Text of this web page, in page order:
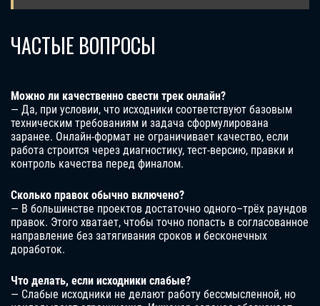
ЧАСТЫЕ ВОПРОСЫ
Можно ли качественно свести трек онлайн?
— Да, при условии, что исходники соответствуют базовым
техническим требованиям и задача сформулирована
заранее. Онлайн-формат не ограничивает качество, если
работа строится через диагностику, тест-версию, правки и
контроль качества перед финалом.
Сколько правок обычно включено?
— В большинстве проектов достаточно одного–трёх раундов
правок. Этого хватает, чтобы точно попасть в согласованное
направление без затягивания сроков и бесконечных
доработок.
Что делать, если исходники слабые?
— Слабые исходники не делают работу бессмысленной, но